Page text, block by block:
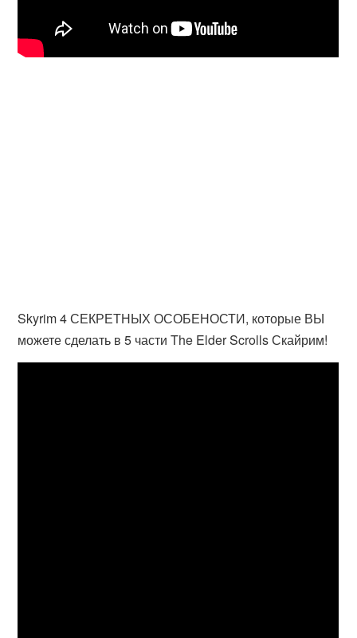
Skyrim 4 СЕКРЕТНЫХ ОСОБЕНОСТИ, которые ВЫ
можете сделать в 5 части The Elder Scrolls Скайрим!